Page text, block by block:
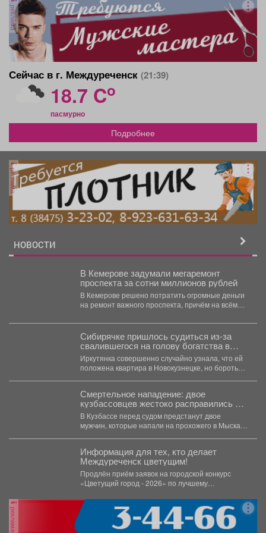
реклама
Сейчас в г. Междуреченск (21:39)
18.7 Co
пасмурно
Подробнее
реклама
НОВОСТИ
В Кемерове задумали мегаремонт
проспекта за сотни миллионов рублей
В Кемерове решено потратить огромные деньги
на ремонт важного проспекта, причём на всём
Сибирячке пришлось судиться из-за
свалившегося на голову богатства в
Кузбассе
Иркутянка совершенно случайно узнала, что ей
положена квартира в Новокузнецке, но бороться
Смертельное нападение: двое
кузбассовцев жестоко расправились с
прохожим
В Кузбассе перед судом предстанут двое
мужчин, которые напали на прохожего в Мысках
Информация для тех, кто делает
Междуреченск цветущим!
Продлён приём заявок на городской конкурс
«Цветущий город - 2026» по лучшему
реклама